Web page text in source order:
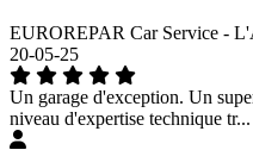
EUROREPAR Car Service -
20-05-25
Un garage d'exception. Un
niveau d'expertise technique tr...